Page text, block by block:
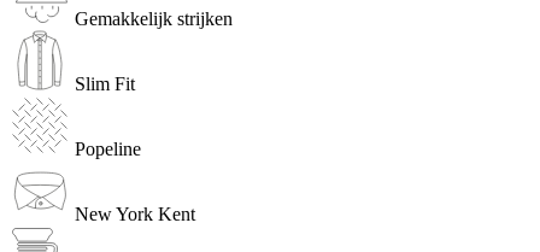
Gemakkelijk strijken
Slim Fit
Popeline
New York Kent